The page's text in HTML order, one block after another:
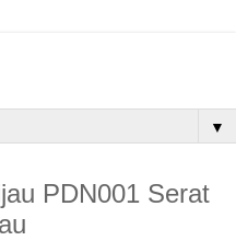
▼
PDN001 Serat